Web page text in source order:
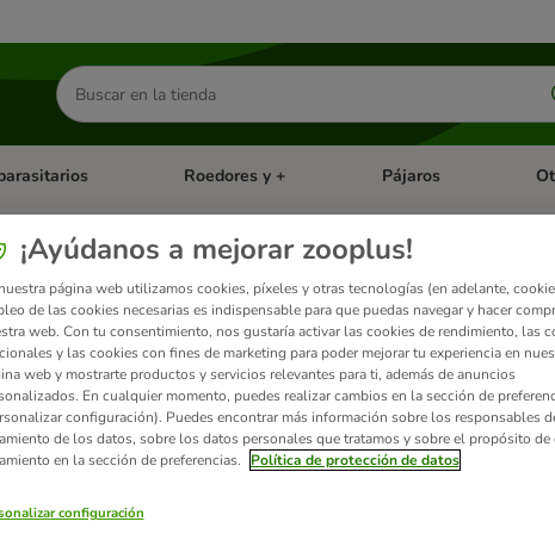
Buscar
productos
categoria abierto: Dieta Vet.Menú de categoria abierto: Antiparasitarios
Roedores y + Menú de categoria
Pájaros
y ofertas True Instinct
lasofertasypromocionesde Nature's Variety True Instinctpara perros y gatos.
¡Ayúdanos a mejorar zooplus!
página web utilizamos cookies, píxeles y otras tecnologías (en adelante,
de las cookies necesarias es indispensable para que puedas navegar y hacer
web. Con tu consentimiento, nos gustaría activar las cookies de rendimiento, las
y las cookies con fines de marketing para poder mejorar tu experiencia en
web y mostrarte productos y servicios relevantes para ti, además de anuncios
En cualquier momento, puedes realizar cambios en la sección de
configuración). Puedes encontrar más información sobre los responsables
de los datos, sobre los datos personales que tratamos y sobre el propósito de
en la sección de preferencias.
Política de protección de datos
configuración